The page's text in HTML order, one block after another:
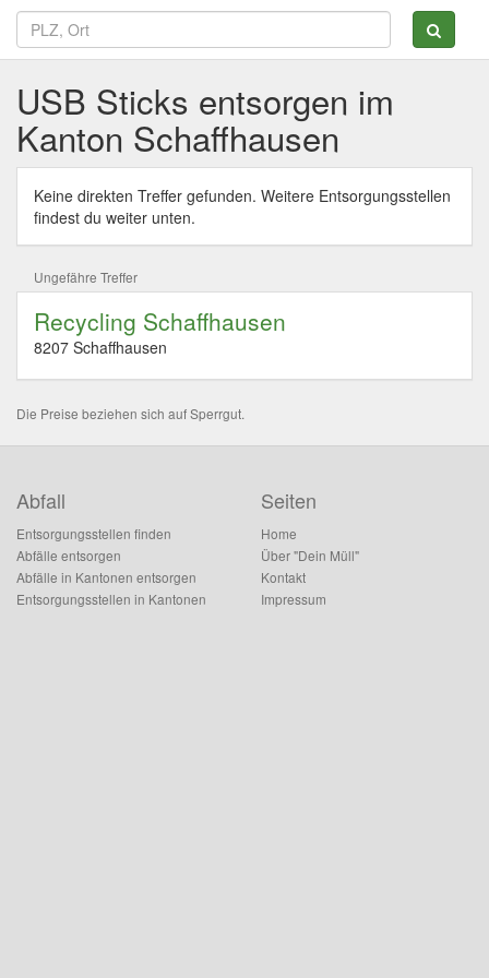
USB Sticks entsorgen im
Kanton Schaffhausen
Keine direkten Treffer gefunden. Weitere Entsorgungsstellen
findest du weiter unten.
Ungefähre Treffer
Recycling Schaffhausen
8207 Schaffhausen
Die Preise beziehen sich auf Sperrgut.
Abfall
Entsorgungsstellen finden
Abfälle entsorgen
Abfälle in Kantonen entsorgen
Entsorgungsstellen in Kantonen
Seiten
Home
Über "Dein Müll"
Kontakt
Impressum